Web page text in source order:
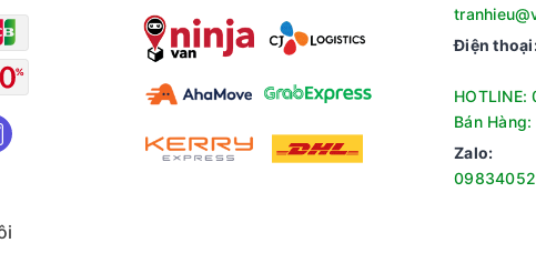
Điện
Bán
Zalo: